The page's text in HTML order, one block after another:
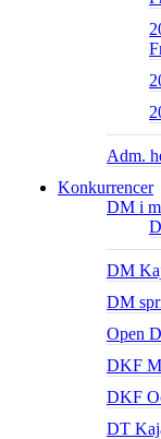
Adm.
Konkurrencer
DM i
DM
DM
Open
DKF
DKF
DT